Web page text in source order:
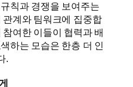
칙과 경쟁을 보여주는
계와 팀워크에 집중합
여한 이들이 협력과 배
하는 모습은 한층 더 인
.